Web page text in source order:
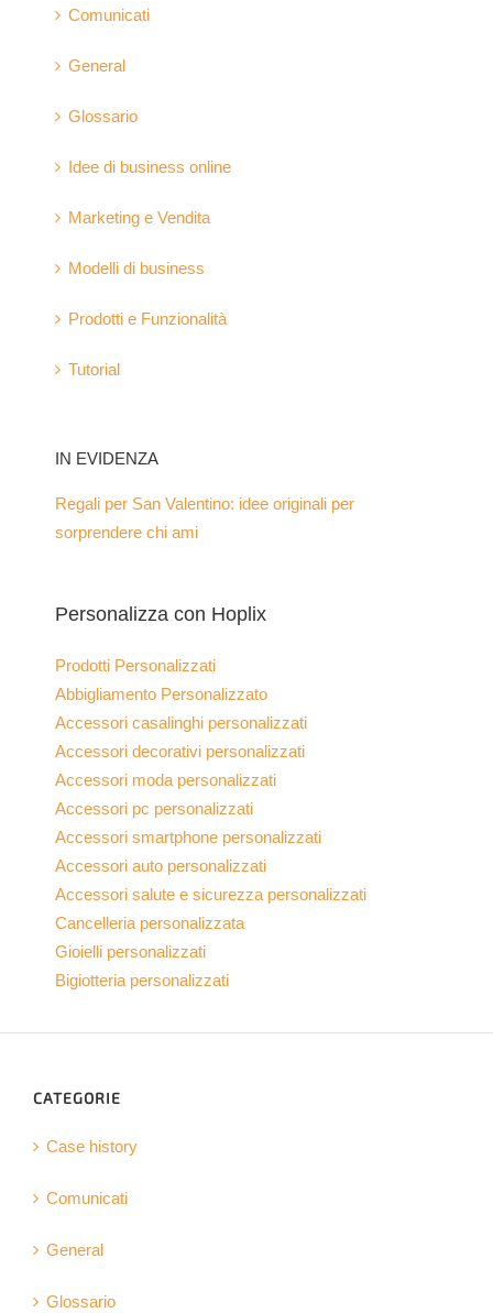
Comunicati
General
Glossario
Idee di business online
Marketing e Vendita
Modelli di business
Prodotti e Funzionalità
Tutorial
IN EVIDENZA
Regali per San Valentino: idee originali per
sorprendere chi ami
Personalizza con Hoplix
Prodotti Personalizzati
Abbigliamento Personalizzato
Accessori casalinghi personalizzati
Accessori decorativi personalizzati
Accessori moda personalizzati
Accessori pc personalizzati
Accessori smartphone personalizzati
Accessori auto personalizzati
Accessori salute e sicurezza personalizzati
Cancelleria personalizzata
Gioielli personalizzati
Bigiotteria personalizzati
CATEGORIE
Case history
Comunicati
General
Glossario